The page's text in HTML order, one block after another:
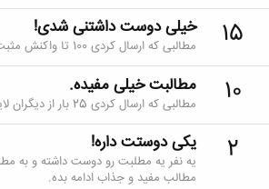
15 خیلی دوست داشتنی شدی!
مطالبی که ارسال کردی 100 تا واکنش مثبت از بقیه گرفته.
10 مطالبت خیلی مفیده.
مطالبی که ارسال کردی 25 بار از دیگران لایک گرفته.
2 یکی دوستت داره!
یه نفر یه مطلبت رو دوست داشته و به
مطالب مفید و جذاب ادامه بده.